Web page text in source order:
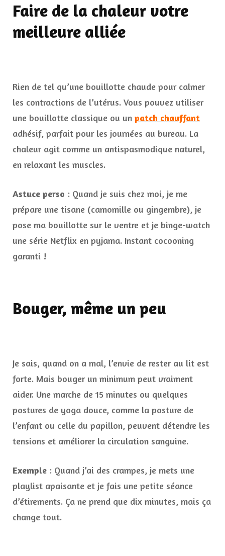
Faire de la chaleur votre
meilleure alliée
Rien de tel qu’une bouillotte chaude pour calmer
les contractions de l’utérus. Vous pouvez utiliser
une bouillotte classique ou un patch chauffant
adhésif, parfait pour les journées au bureau. La
chaleur agit comme un antispasmodique naturel,
en relaxant les muscles.
Astuce perso : Quand je suis chez moi, je me
prépare une tisane (camomille ou gingembre), je
pose ma bouillotte sur le ventre et je binge-watch
une série Netflix en pyjama. Instant cocooning
garanti !
Bouger, même un peu
Je sais, quand on a mal, l’envie de rester au lit est
forte. Mais bouger un minimum peut vraiment
aider. Une marche de 15 minutes ou quelques
postures de yoga douce, comme la posture de
l’enfant ou celle du papillon, peuvent détendre les
tensions et améliorer la circulation sanguine.
Exemple : Quand j’ai des crampes, je mets une
playlist apaisante et je fais une petite séance
d’étirements. Ça ne prend que dix minutes, mais ça
change tout.